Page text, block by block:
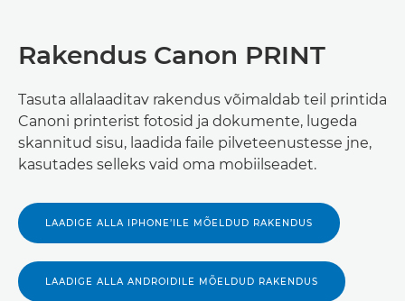
Rakendus Canon PRINT
Tasuta allalaaditav rakendus võimaldab teil printida
Canoni printerist fotosid ja dokumente, lugeda
skannitud sisu, laadida faile pilveteenustesse jne,
kasutades selleks vaid oma mobiilseadet.
LAADIGE ALLA IPHONE’ILE MÕELDUD RAKENDUS
LAADIGE ALLA ANDROIDILE MÕELDUD RAKENDUS